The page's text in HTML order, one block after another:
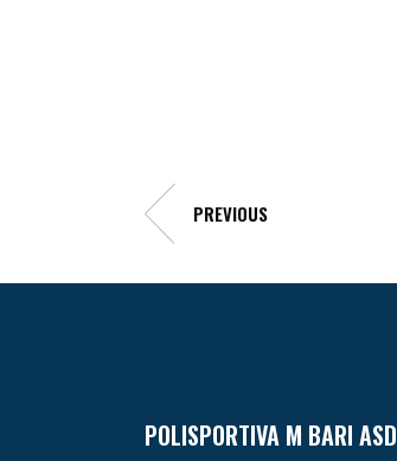
PREVIOUS
POLISPORTIVA M BARI ASD